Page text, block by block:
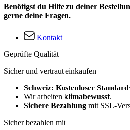
Benötigst du Hilfe zu deiner
gerne deine Fragen.
Kontakt
Geprüfte Qualität
Sicher und vertraut einkaufen
Schweiz: Kostenloser
Wir arbeiten klimabewusst.
Sichere Bezahlung mit SSL-
Sicher bezahlen mit